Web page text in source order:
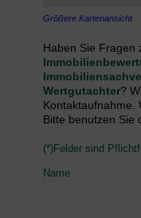
Größere Kartenansicht
Haben Sie Fragen
Wertgutachter?
Kontaktaufnahme.
Bitte benutzen Sie
(*)Felder sind
Name